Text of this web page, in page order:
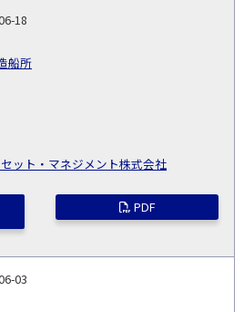
18
船所
ット・マネジメント株式会社
PDF
03